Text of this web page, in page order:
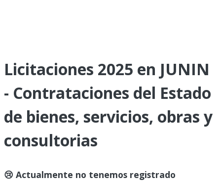
Licitaciones 2025 en JUNIN
- Contrataciones del Estado
de bienes, servicios, obras y
consultorias
😢 Actualmente no tenemos registrado